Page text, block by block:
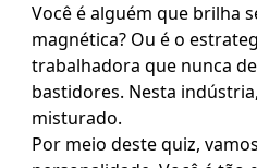
Você é alguém que brilha
magnética? Ou é o
trabalhadora que nunca
bastidores. Nesta
misturado.
Por meio deste quiz,